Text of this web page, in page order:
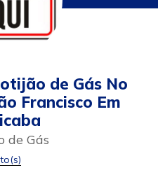
de Gás No
Francisco Em
de Gás